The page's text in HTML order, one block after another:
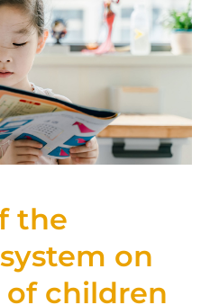
the immune
the brain of
des familles
the
on
children